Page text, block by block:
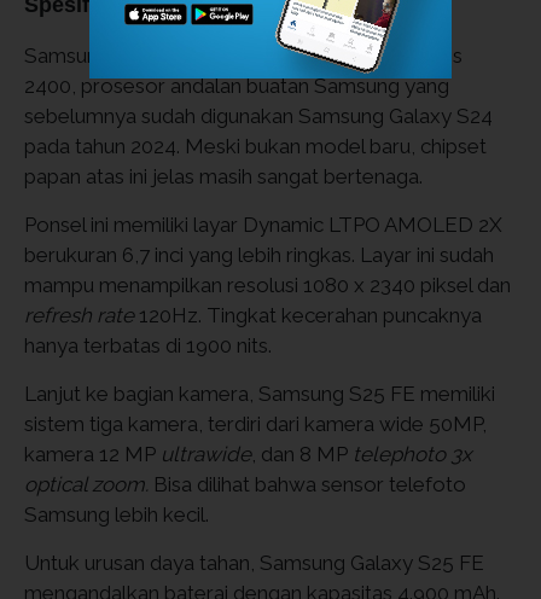
Samsung Galaxy S25 FE mengandalkan Exynos
2400, prosesor andalan buatan Samsung yang
sebelumnya sudah digunakan Samsung Galaxy S24
pada tahun 2024. Meski bukan model baru, chipset
papan atas ini jelas masih sangat bertenaga.
Ponsel ini memiliki layar Dynamic LTPO AMOLED 2X
berukuran 6,7 inci yang lebih ringkas. Layar ini sudah
mampu menampilkan resolusi 1080 x 2340 piksel dan
refresh rate120Hz. Tingkat kecerahan puncaknya
hanya terbatas di 1900 nits.
Lanjut ke bagian kamera, Samsung S25 FE memiliki
sistem tiga kamera, terdiri dari kamera wide 50MP,
kamera 12 MP ultrawide, dan 8 MP telephoto 3x
optical zoom. Bisa dilihat bahwa sensor telefoto
Samsung lebih kecil.
Untuk urusan daya tahan, Samsung Galaxy S25 FE
mengandalkan baterai dengan kapasitas 4.900 mAh.